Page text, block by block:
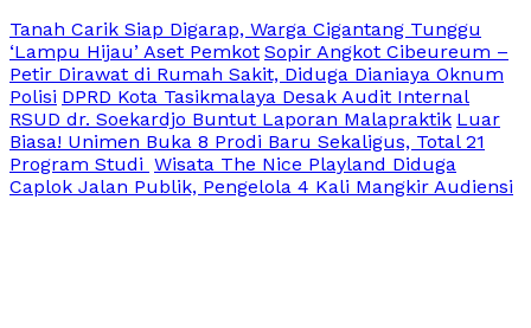
Tanah Carik Siap Digarap, Warga Cigantang Tunggu
‘Lampu Hijau’ Aset Pemkot Sopir Angkot Cibeureum –
Petir Dirawat di Rumah Sakit, Diduga Dianiaya Oknum
Polisi DPRD Kota Tasikmalaya Desak Audit Internal
RSUD dr. Soekardjo Buntut Laporan Malapraktik Luar
Biasa! Unimen Buka 8 Prodi Baru Sekaligus, Total 21
Program Studi Wisata The Nice Playland Diduga
Caplok Jalan Publik, Pengelola 4 Kali Mangkir Audiensi